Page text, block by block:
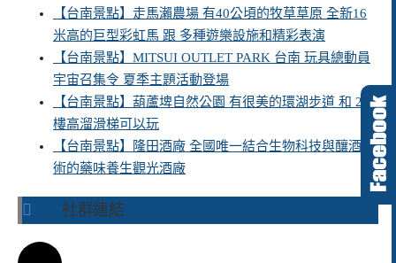
【台南景點】走馬瀨農場 有40公頃的牧草草原 全新16
米高的巨型彩虹馬 跟 多種遊樂設施和精彩表演
【台南景點】MITSUI OUTLET PARK 台南 玩具總動員
宇宙召集令 夏季主題活動登場
【台南景點】葫蘆埤自然公園 有很美的環湖步道 和 2層
樓高溜滑梯可以玩
【台南景點】隆田酒廠 全國唯一結合生物科技與釀酒技
術的藥味養生觀光酒廠
社群連結